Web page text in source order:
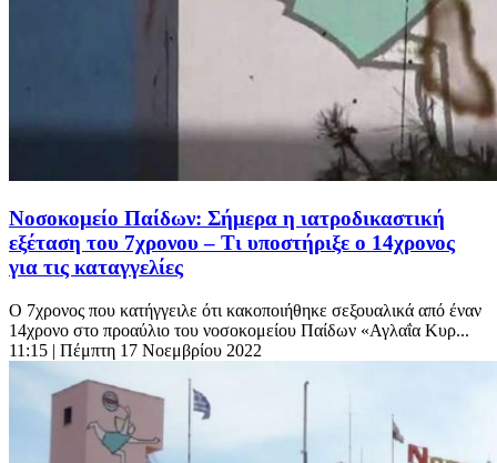
Νοσοκομείο Παίδων: Σήμερα η ιατροδικαστική
εξέταση του 7χρονου – Τι υποστήριξε ο 14χρονος
για τις καταγγελίες
Ο 7χρονος που κατήγγειλε ότι κακοποιήθηκε σεξουαλικά από έναν
14χρονο στο προαύλιο του νοσοκομείου Παίδων «Αγλαΐα Κυρ...
11:15 | Πέμπτη 17 Νοεμβρίου 2022